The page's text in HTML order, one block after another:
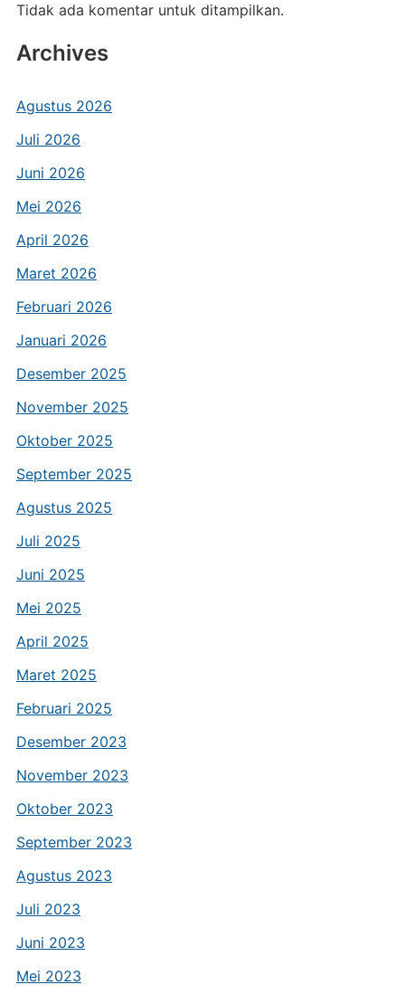
Tidak ada komentar untuk ditampilkan.
Archives
Agustus 2026
Juli 2026
Juni 2026
Mei 2026
April 2026
Maret 2026
Februari 2026
Januari 2026
Desember 2025
November 2025
Oktober 2025
September 2025
Agustus 2025
Juli 2025
Juni 2025
Mei 2025
April 2025
Maret 2025
Februari 2025
Desember 2023
November 2023
Oktober 2023
September 2023
Agustus 2023
Juli 2023
Juni 2023
Mei 2023